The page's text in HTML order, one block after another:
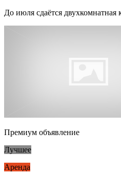
До июля сдаётся двухкомнатная
Премиум объявление
Лучшее
Аренда